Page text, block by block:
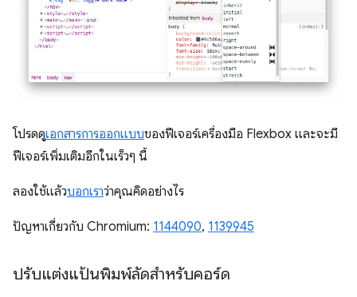
โปรดดูเอกสารการออกแบบของฟีเจอร์เครื่องมือ Flexbox และจะมี
ฟีเจอร์เพิ่มเติมอีกในเร็วๆ นี้
ลองใช้แล้วบอกเราว่าคุณคิดอย่างไร
ปัญหาเกี่ยวกับ Chromium: 1144090, 1139945
ปรับแต่งแป้นพิมพ์ลัดสำหรับคอร์ด